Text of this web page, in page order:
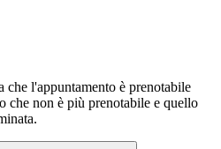
l'appuntamento è prenotabile
che non è più prenotabile e quello